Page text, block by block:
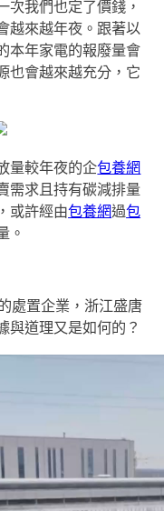
次我們也定了價錢，
越來越年夜。跟著以
本年家電的報廢量會
也會越來越充分，它
量較年夜的企包養網
需求且持有碳減排量
或許經由包養網過包
。
處置企業，浙江盛唐
與道理又是如何的？